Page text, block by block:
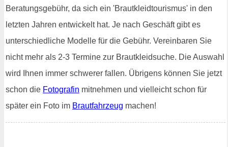
Beratungsgebühr, da sich ein 'Brautkleidtourismus' in den
letzten Jahren entwickelt hat. Je nach Geschäft gibt es
unterschiedliche Modelle für die Gebühr. Vereinbaren Sie
nicht mehr als 2-3 Termine zur Brautkleidsuche. Die Auswahl
wird Ihnen immer schwerer fallen. Übrigens können Sie jetzt
schon die Fotografin mitnehmen und vielleicht schon für
später ein Foto im Brautfahrzeug machen!